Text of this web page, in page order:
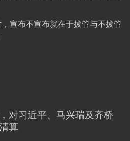
宣布不宣布就在于拔管与不拔管
对习近平、马兴瑞及齐桥
算